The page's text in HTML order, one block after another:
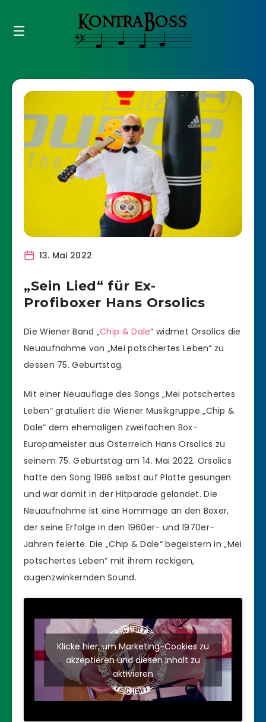
13. Mai 2022
„Sein Lied“ für Ex-
Profiboxer Hans Orsolics
Die Wiener Band „Chip & Dale“ widmet Orsolics die
Neuaufnahme von „Mei potschertes Leben“ zu
dessen 75. Geburtstag.
Mit einer Neuauflage des Songs „Mei potschertes
Leben“ gratuliert die Wiener Musikgruppe „Chip &
Dale“ dem ehemaligen zweifachen Box-
Europameister aus Österreich Hans Orsolics zu
seinem 75. Geburtstag am 14. Mai 2022. Orsolics
hatte den Song 1986 selbst auf Platte gesungen
und war damit in der Hitparade gelandet. Die
Neuaufnahme ist eine Hommage an den Boxer,
der seine Erfolge in den 1960er- und 1970er-
Jahren feierte. Die „Chip & Dale“ begeistern in „Mei
potschertes Leben“ mit ihrem rockigen,
augenzwinkernden Sound.
Klicke hier, um Marketing-Cookies zu
akzeptieren und diesen Inhalt zu
aktivieren